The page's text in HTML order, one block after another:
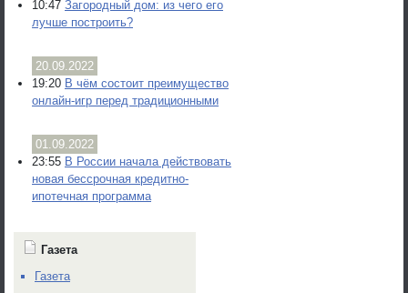
10:47 Загородный дом: из чего его
лучше построить?
20.09.2022
19:20 В чём состоит преимущество
онлайн-игр перед традиционными
01.09.2022
23:55 В России начала действовать
новая бессрочная кредитно-
ипотечная программа
Газета
Газета